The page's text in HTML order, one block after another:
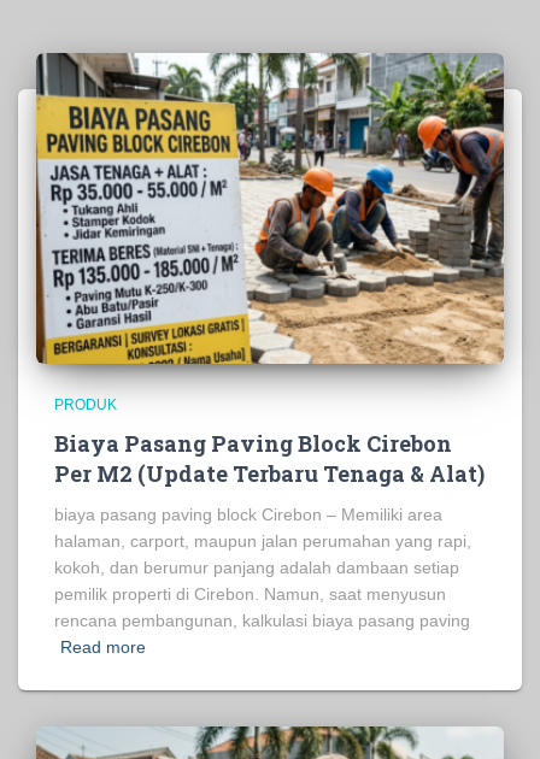
PRODUK
Biaya Pasang Paving Block Cirebon
Per M2 (Update Terbaru Tenaga & Alat)
biaya pasang paving block Cirebon – Memiliki area
halaman, carport, maupun jalan perumahan yang rapi,
kokoh, dan berumur panjang adalah dambaan setiap
pemilik properti di Cirebon. Namun, saat menyusun
rencana pembangunan, kalkulasi biaya pasang paving
Read more